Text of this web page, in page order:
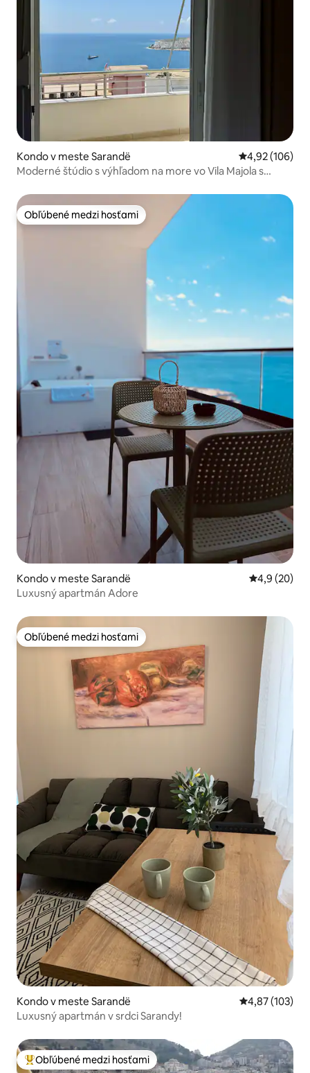
Kondo v meste Sarandë Priemerné
4,92 (106)
Moderné štúdio s výhľadom na more vo Vila Majola s
Obľúbené medzi hosťami
Obľúbené medzi hosťami
Kondo v meste Sarandë Priemerné
4,9 (20)
Luxusný apartmán Adore
Obľúbené medzi hosťami
Obľúbené medzi hosťami
Kondo v meste Sarandë Priemerné
4,87 (103)
Luxusný apartmán v srdci Sarandy!
Najobľúbenejšie medzi hosťami
Obľúbené medzi hosťami